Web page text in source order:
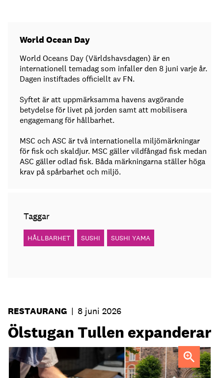
World Ocean Day
World Oceans Day (Världshavsdagen) är en
internationell temadag som infaller den 8 juni varje år.
Dagen instiftades officiellt av FN.
Syftet är att uppmärksamma havens avgörande
betydelse för livet på jorden samt att mobilisera
engagemang för hållbarhet.
MSC och ASC är två internationella miljömärkningar
för fisk och skaldjur. MSC gäller vildfångad fisk medan
ASC gäller odlad fisk. Båda märkningarna ställer höga
krav på spårbarhet och miljö.
Taggar
HÅLLBARHET SUSHI SUSHI YAMA
RESTAURANG | 8 juni 2026
Ölstugan Tullen expanderar